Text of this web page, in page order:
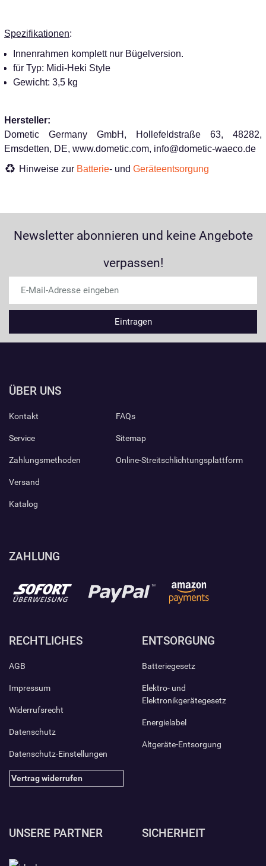
Spezifikationen:
Innenrahmen komplett nur Bügelversion.
für Typ: Midi-Heki Style
Gewicht: 3,5 kg
Hersteller:
Dometic Germany GmbH, Hollefeldstraße 63, 48282,
Emsdetten, DE, www.dometic.com, info@dometic-waeco.de
Hinweise zur Batterie- und Geräteentsorgung
Newsletter abonnieren und keine Angebote
verpassen!
ÜBER UNS
Kontakt
Service
Zahlungsmethoden
Versand
Katalog
FAQs
Sitemap
Online-Streitschlichtungsplattform
ZAHLUNG
RECHTLICHES
AGB
Impressum
Widerrufsrecht
Datenschutz
Datenschutz-Einstellungen
Vertrag widerrufen
ENTSORGUNG
Batteriegesetz
Elektro- und
Elektronikgerätegesetz
Energielabel
Altgeräte-Entsorgung
UNSERE PARTNER SICHERHEIT